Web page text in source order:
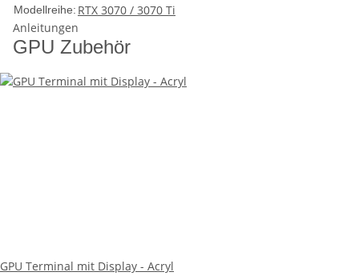
Modellreihe: RTX 3070 / 3070 Ti
Anleitungen
GPU Zubehör
GPU Terminal mit Display - Acryl